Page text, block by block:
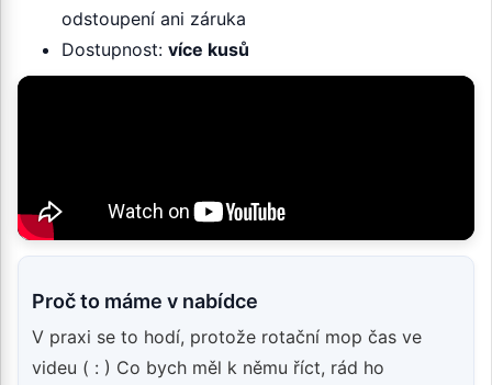
odstoupení ani záruka
Dostupnost: více kusů
Proč to máme v nabídce
V praxi se to hodí, protože rotační mop čas ve
videu ( : ) Co bych měl k němu říct, rád ho